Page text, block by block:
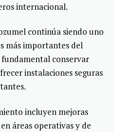
internacional.
continúa siendo uno
más importantes del
conservar
instalaciones seguras
incluyen mejoras
áreas operativas y de